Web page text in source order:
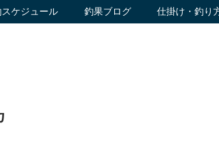
ケジュール 釣果ブログ 仕掛け・釣り